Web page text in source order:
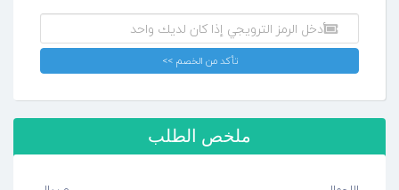
تأكد من الخصم >>
ملخص الطلب